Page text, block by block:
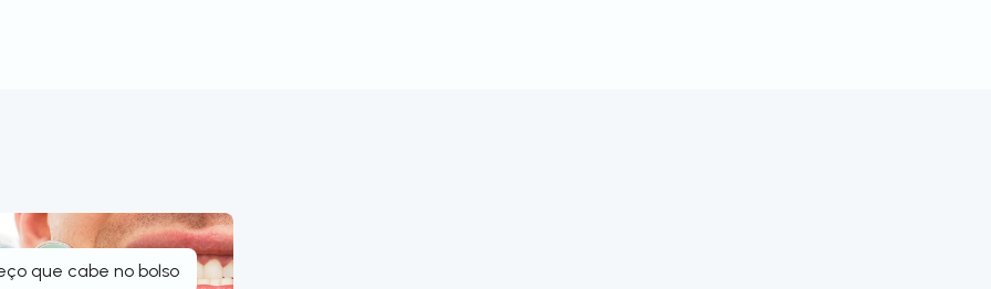
que cabe no bolso